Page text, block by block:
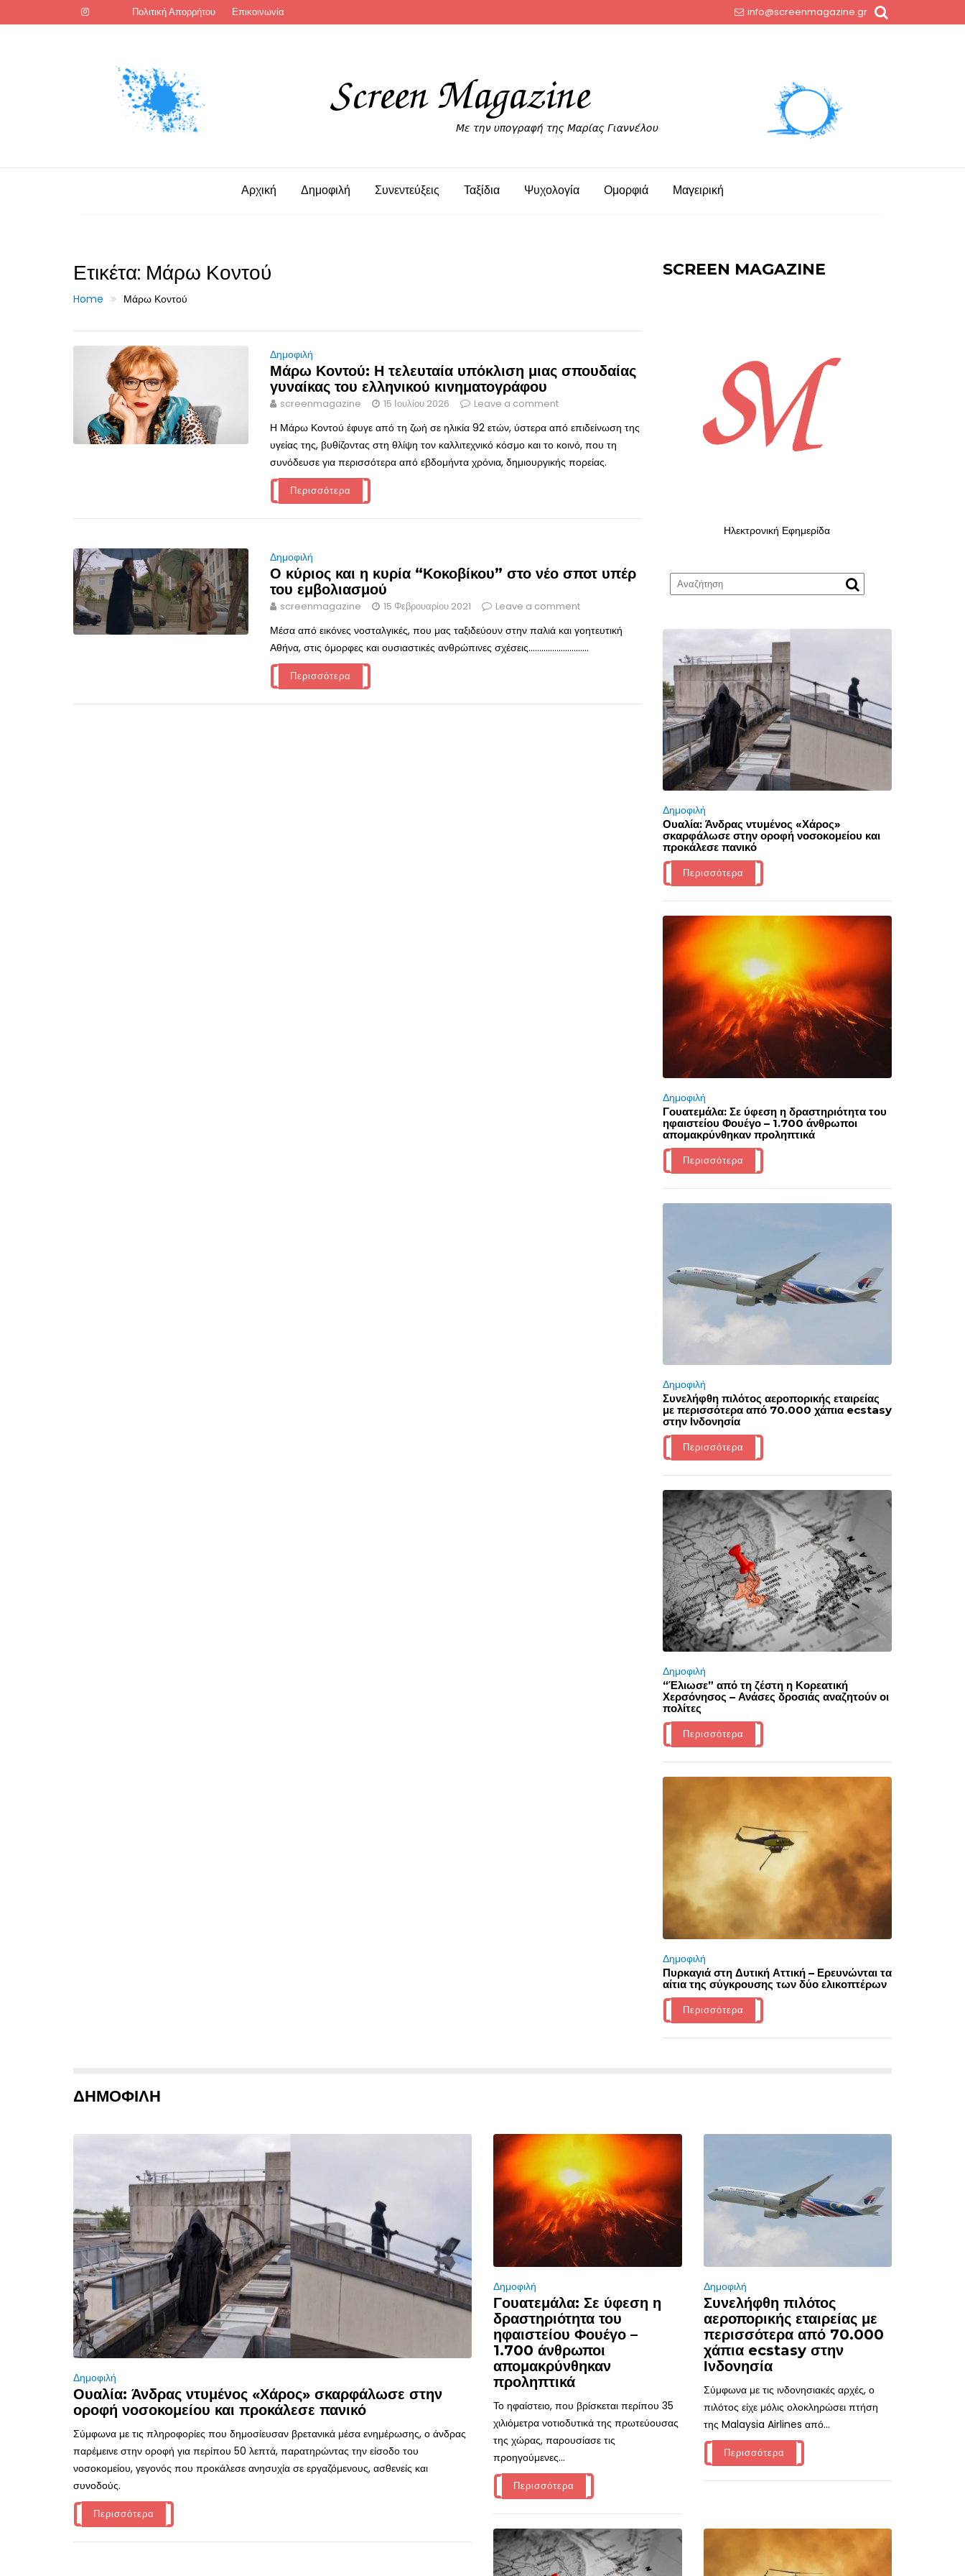
to
Πολιτική Απορρήτου Επικοινωνία info@screenmagazine.gr
Αρχική Δημοφιλή Συνεντεύξεις Ταξίδια Ψυχολογία Ομορφιά Μαγειρική
Ετικέτα: Μάρω Κοντού
Home Μάρω Κοντού
Δημοφιλή
Μάρω Κοντού: Η τελευταία υπόκλιση μιας σπουδαίας
γυναίκας του ελληνικού κινηματογράφου
screenmagazine 15 Ιουλίου 2026 Leave a comment
Η Μάρω Κοντού έφυγε από τη ζωή σε ηλικία 92 ετών, ύστερα από επιδείνωση της
υγείας της, βυθίζοντας στη θλίψη τον καλλιτεχνικό κόσμο και το κοινό, που τη
συνόδευσε για περισσότερα από εβδομήντα χρόνια, δημιουργικής πορείας.
Περισσότερα
Δημοφιλή
Ο κύριος και η κυρία “Κοκοβίκου” στο νέο σποτ υπέρ
του εμβολιασμού
screenmagazine 15 Φεβρουαρίου 2021 Leave a comment
Μέσα από εικόνες νοσταλγικές, που μας ταξιδεύουν στην παλιά και γοητευτική
Αθήνα, στις όμορφες και ουσιαστικές ανθρώπινες σχέσεις............................
Περισσότερα
SCREEN MAGAZINE
Ηλεκτρονική Εφημερίδα
Δημοφιλή
Ουαλία: Άνδρας ντυμένος «Χάρος»
σκαρφάλωσε στην οροφή νοσοκομείου και
προκάλεσε πανικό
Περισσότερα
Δημοφιλή
Γουατεμάλα: Σε ύφεση η δραστηριότητα του
ηφαιστείου Φουέγο – 1.700 άνθρωποι
απομακρύνθηκαν προληπτικά
Περισσότερα
Δημοφιλή
Συνελήφθη πιλότος αεροπορικής εταιρείας
με περισσότερα από 70.000 χάπια ecstasy
στην Ινδονησία
Περισσότερα
Δημοφιλή
“Έλιωσε” από τη ζέστη η Κορεατική
Χερσόνησος – Ανάσες δροσιάς αναζητούν οι
πολίτες
Περισσότερα
Δημοφιλή
Πυρκαγιά στη Δυτική Αττική – Ερευνώνται τα
αίτια της σύγκρουσης των δύο ελικοπτέρων
Περισσότερα
ΔΗΜΟΦΙΛΗ
Δημοφιλή
Ουαλία: Άνδρας ντυμένος «Χάρος» σκαρφάλωσε στην
οροφή νοσοκομείου και προκάλεσε πανικό
Σύμφωνα με τις πληροφορίες που δημοσίευσαν βρετανικά μέσα ενημέρωσης, ο άνδρας
παρέμεινε στην οροφή για περίπου 50 λεπτά, παρατηρώντας την είσοδο του
νοσοκομείου, γεγονός που προκάλεσε ανησυχία σε εργαζόμενους, ασθενείς και
συνοδούς.
Περισσότερα
Δημοφιλή
Γουατεμάλα: Σε ύφεση η
δραστηριότητα του
ηφαιστείου Φουέγο –
1.700 άνθρωποι
απομακρύνθηκαν
προληπτικά
Το ηφαίστειο, που βρίσκεται περίπου 35
χιλιόμετρα νοτιοδυτικά της πρωτεύουσας
της χώρας, παρουσίασε τις
προηγούμενες...
Περισσότερα
Δημοφιλή
Συνελήφθη πιλότος
αεροπορικής εταιρείας με
περισσότερα από 70.000
χάπια ecstasy στην
Ινδονησία
Σύμφωνα με τις ινδονησιακές αρχές, ο
πιλότος είχε μόλις ολοκληρώσει πτήση
της Malaysia Airlines από...
Περισσότερα